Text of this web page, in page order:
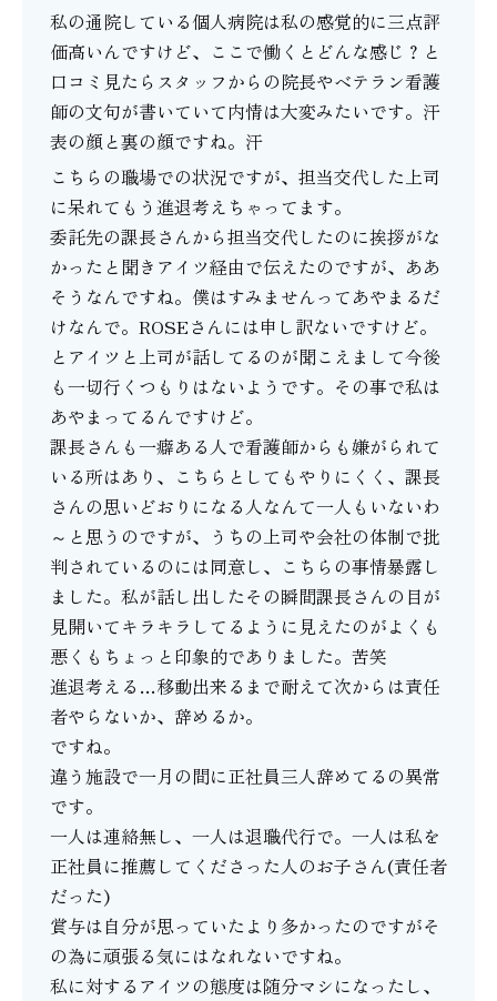
私の通院している個人病院は私の感覚的に三点評
価高いんですけど、ここで働くとどんな感じ？と
口コミ見たらスタッフからの院長やベテラン看護
師の文句が書いていて内情は大変みたいです。汗
表の顔と裏の顔ですね。汗
こちらの職場での状況ですが、担当交代した上司
に呆れてもう進退考えちゃってます。
委託先の課長さんから担当交代したのに挨拶がな
かったと聞きアイツ経由で伝えたのですが、ああ
そうなんですね。僕はすみませんってあやまるだ
けなんで。ROSEさんには申し訳ないですけど。
とアイツと上司が話してるのが聞こえまして今後
も一切行くつもりはないようです。その事で私は
あやまってるんですけど。
課長さんも一癖ある人で看護師からも嫌がられて
いる所はあり、こちらとしてもやりにくく、課長
さんの思いどおりになる人なんて一人もいないわ
～と思うのですが、うちの上司や会社の体制で批
判されているのには同意し、こちらの事情暴露し
ました。私が話し出したその瞬間課長さんの目が
見開いてキラキラしてるように見えたのがよくも
悪くもちょっと印象的でありました。苦笑
進退考える…移動出来るまで耐えて次からは責任
者やらないか、辞めるか。
ですね。
違う施設で一月の間に正社員三人辞めてるの異常
です。
一人は連絡無し、一人は退職代行で。一人は私を
正社員に推薦してくださった人のお子さん(責任者
だった)
賞与は自分が思っていたより多かったのですがそ
の為に頑張る気にはなれないですね。
私に対するアイツの態度は随分マシになったし、